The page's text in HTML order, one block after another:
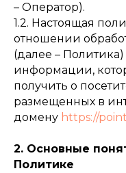
– Оператор).
1.2. Настоящая
отношении
(далее –
информации,
получить о
размещенных в
домену https://
2. Основные
Политике